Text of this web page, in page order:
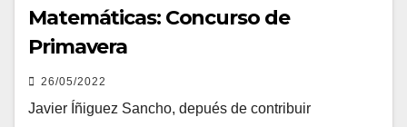
Matemáticas: Concurso de
Primavera
26/05/2022
Javier Íñiguez Sancho, depués de contribuir